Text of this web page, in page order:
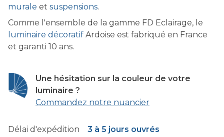
murale et suspensions.
Comme l'ensemble de la gamme FD Eclairage, le
luminaire décoratif Ardoise est fabriqué en France
et garanti 10 ans.
Une hésitation sur la couleur de votre
luminaire ?
Commandez notre nuancier
Délai d'expédition 3 à 5 jours ouvrés